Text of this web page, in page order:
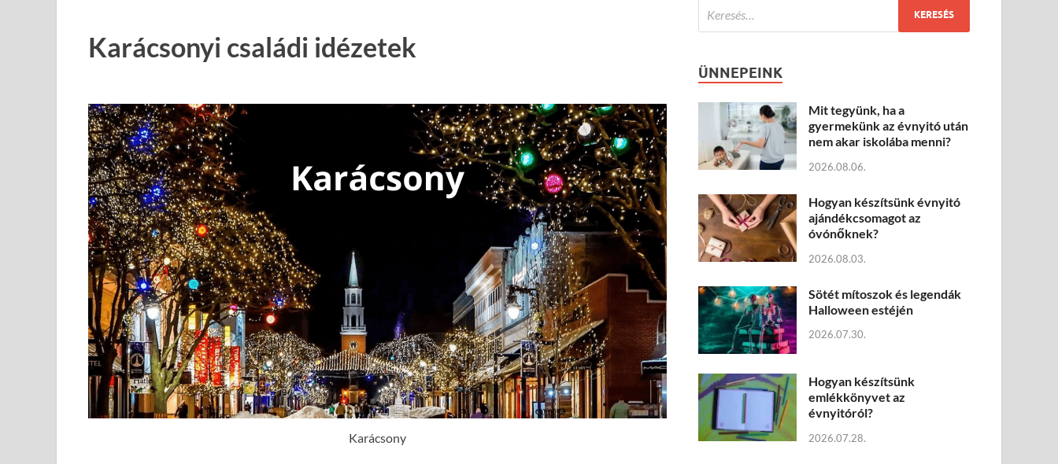
Karácsonyi családi idézetek
Karácsony
ÜNNEPEINK
Mit tegyünk, ha a
gyermekünk az évnyitó után
nem akar iskolába menni?
2026.08.06.
Hogyan készítsünk évnyitó
ajándékcsomagot az
óvónőknek?
2026.08.03.
Sötét mítoszok és legendák
Halloween estéjén
2026.07.30.
Hogyan készítsünk
emlékkönyvet az
évnyitóról?
2026.07.28.